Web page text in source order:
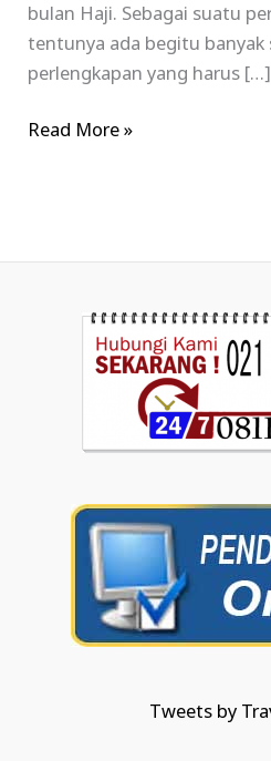
bulan Haji. Sebagai suatu
tentunya ada begitu banyak
perlengkapan yang harus […]
Read More »
Tweets by